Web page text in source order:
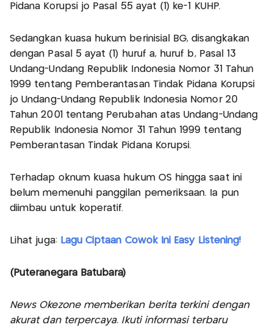
Pidana Korupsi jo Pasal 55 ayat (1) ke-1 KUHP.
Sedangkan kuasa hukum berinisial BG, disangkakan
dengan Pasal 5 ayat (1) huruf a, huruf b, Pasal 13
Undang-Undang Republik Indonesia Nomor 31 Tahun
1999 tentang Pemberantasan Tindak Pidana Korupsi
jo Undang-Undang Republik Indonesia Nomor 20
Tahun 2001 tentang Perubahan atas Undang-Undang
Republik Indonesia Nomor 31 Tahun 1999 tentang
Pemberantasan Tindak Pidana Korupsi.
Terhadap oknum kuasa hukum OS hingga saat ini
belum memenuhi panggilan pemeriksaan. Ia pun
diimbau untuk koperatif.
Lihat juga: Lagu Ciptaan Cowok Ini Easy Listening!
(Puteranegara Batubara)
News Okezone memberikan berita terkini dengan
akurat dan terpercaya. Ikuti informasi terbaru